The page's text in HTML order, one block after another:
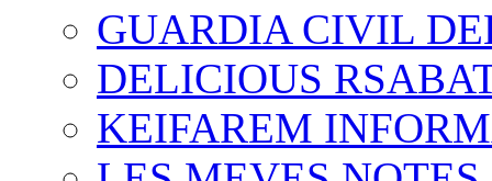
GUARDIA CIVIL
DELICIOUS
KEIFAREM